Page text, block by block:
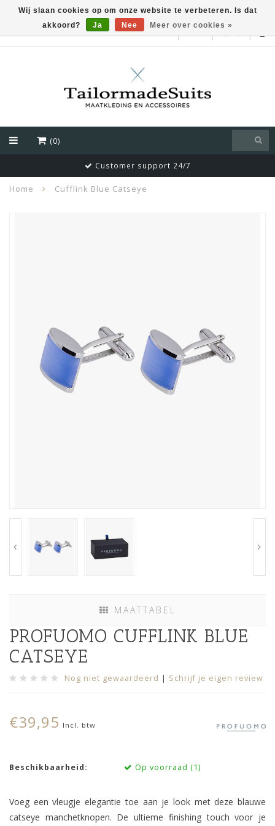
EUR
(0)
Customer support 24/7
Home Cufflink Blue Catseye
MAATTABEL
PROFUOMO CUFFLINK BLUE
CATSEYE
Nog niet gewaardeerd | Schrijf je eigen review
€39,95 Incl. btw
Beschikbaarheid: Op voorraad (1)
Voeg een vleugje elegantie toe aan je look met deze blauwe
catseye manchetknopen. De ultieme finishing touch voor je
Wij slaan cookies op om onze website te verbeteren. Is dat
akkoord?
Ja Nee Meer over cookies »